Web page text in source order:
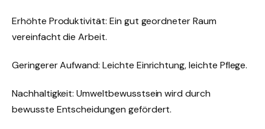
Erhöhte Produktivität: Ein gut geordneter Raum
vereinfacht die Arbeit.
Geringerer Aufwand: Leichte Einrichtung, leichte Pflege.
Nachhaltigkeit: Umweltbewusstsein wird durch
bewusste Entscheidungen gefördert.